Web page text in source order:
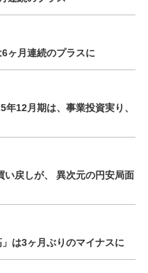
ヶ月連続のプラスに
12月期は、事業投資実り、
い戻しが、 異次元の円安局面
は3ヶ月ぶりのマイナスに